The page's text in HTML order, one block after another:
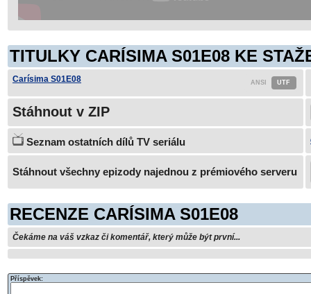
TITULKY CARÍSIMA S01E08 KE
Carísima S01E08
Stáhnout v ZIP
Seznam ostatních dílů TV seriálu
Stáhnout všechny epizody najednou z prémiového serveru
RECENZE CARÍSIMA S01E08
Čekáme na váš vzkaz či komentář, který může být první...
Příspěvek: